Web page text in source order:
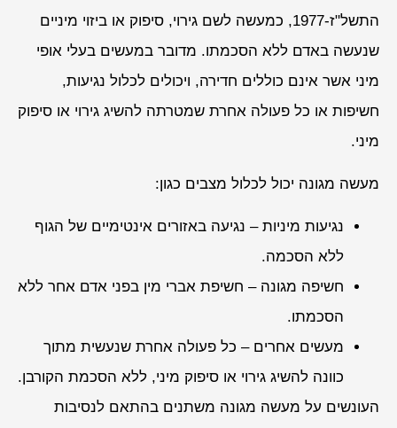
התשל"ז-1977, כמעשה לשם גירוי, סיפוק או ביזוי מיניים
שנעשה באדם ללא הסכמתו. מדובר במעשים בעלי אופי
מיני אשר אינם כוללים חדירה, ויכולים לכלול נגיעות,
חשיפות או כל פעולה אחרת שמטרתה להשיג גירוי או סיפוק
מיני.
מעשה מגונה יכול לכלול מצבים כגון:
נגיעות מיניות – נגיעה באזורים אינטימיים של הגוף
ללא הסכמה.
חשיפה מגונה – חשיפת אברי מין בפני אדם אחר ללא
הסכמתו.
מעשים אחרים – כל פעולה אחרת שנעשית מתוך
כוונה להשיג גירוי או סיפוק מיני, ללא הסכמת הקורבן.
העונשים על מעשה מגונה משתנים בהתאם לנסיבות